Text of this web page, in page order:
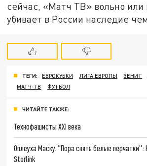
сейчас, «Матч ТВ» вольно или
убивает в России наследие
ТЕГИ: ЕВРОКУБКИ ЛИГА ЕВРОПЫ ЗЕНИТ
МАТЧ-ТВ
ФУТБОЛ
ЧИТАЙТЕ ТАКЖЕ:
Технофашисты XXI века
Оплеуха Маску. "Пора снять белые перчатки":
Starlink